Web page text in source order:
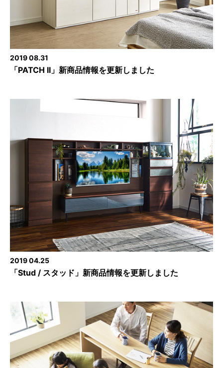
2019 08.31
「PATCH II」新商品情報を更新しました
2019 04.25
「Stud / スタッド」新商品情報を更新しました